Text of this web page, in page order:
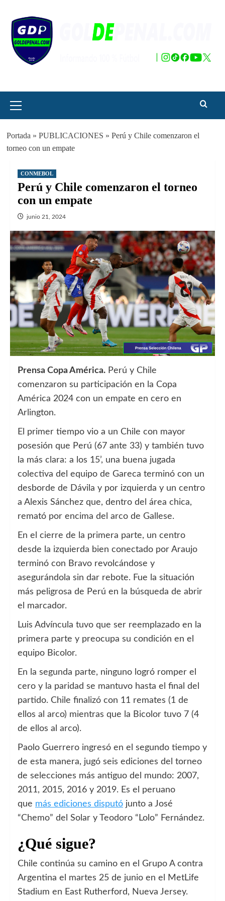
contenido
principal
Portada » PUBLICACIONES » Perú y Chile comenzaron el
torneo con un empate
CONMEBOL
Perú y Chile comenzaron el torneo
con un empate
junio 21, 2024
Prensa Copa América. Perú y Chile
comenzaron su participación en la Copa
América 2024 con un empate en cero en
Arlington.
El primer tiempo vio a un Chile con mayor
posesión que Perú (67 ante 33) y también tuvo
la más clara: a los 15’, una buena jugada
colectiva del equipo de Gareca terminó con un
desborde de Dávila y por izquierda y un centro
a Alexis Sánchez que, dentro del área chica,
remató por encima del arco de Gallese.
En el cierre de la primera parte, un centro
desde la izquierda bien conectado por Araujo
terminó con Bravo revolcándose y
asegurándola sin dar rebote. Fue la situación
más peligrosa de Perú en la búsqueda de abrir
el marcador.
Luis Advíncula tuvo que ser reemplazado en la
primera parte y preocupa su condición en el
equipo Bicolor.
En la segunda parte, ninguno logró romper el
cero y la paridad se mantuvo hasta el final del
partido. Chile finalizó con 11 remates (1 de
ellos al arco) mientras que la Bicolor tuvo 7 (4
de ellos al arco).
Paolo Guerrero ingresó en el segundo tiempo y
de esta manera, jugó seis ediciones del torneo
de selecciones más antiguo del mundo: 2007,
2011, 2015, 2016 y 2019. Es el peruano
que más ediciones disputó junto a José
“Chemo” del Solar y Teodoro “Lolo” Fernández.
¿Qué sigue?
Chile continúa su camino en el Grupo A contra
Argentina el martes 25 de junio en el MetLife
Stadium en East Rutherford, Nueva Jersey.